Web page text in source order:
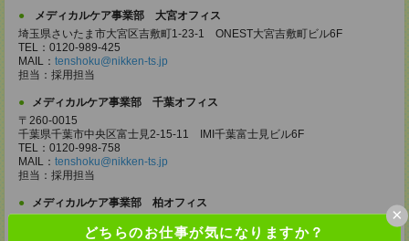
どちらのお仕事が気になりますか？
×
メディカルケア事業部 大宮オフィス
埼玉県さいたま市大宮区吉敷町1-23-1 ONEST大宮吉敷町ビル6F
TEL：0120-989-425
MAIL： tenshoku@nikken-ts.jp
担当：採用担当
メディカルケア事業部 千葉オフィス
〒260-0015
千葉県千葉市中央区富士見2-15-11 IMI千葉富士見ビル6F
TEL：0120-998-758
MAIL： tenshoku@nikken-ts.jp
担当：採用担当
メディカルケア事業部 柏オフィス
TEL：0120-935-218